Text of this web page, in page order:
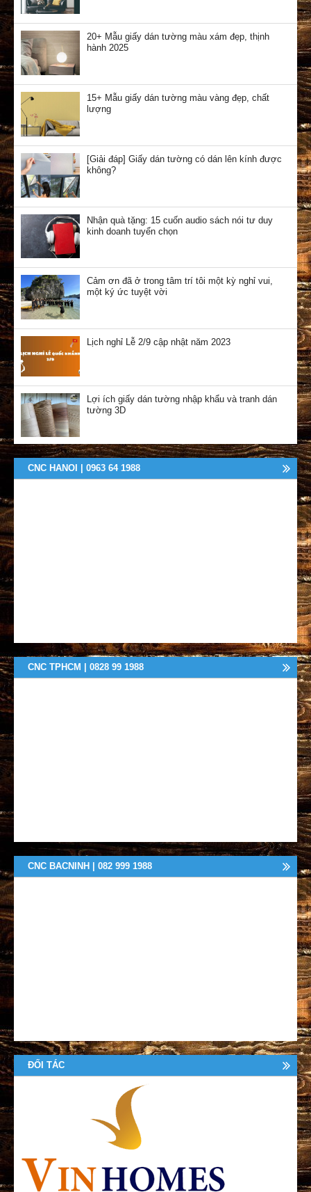
20+ Mẫu giấy dán tường màu xám đẹp, thịnh
hành 2025
15+ Mẫu giấy dán tường màu vàng đẹp, chất
lượng
[Giải đáp] Giấy dán tường có dán lên kính được
không?
Nhận quà tặng: 15 cuốn audio sách nói tư duy
kinh doanh tuyển chọn
Cảm ơn đã ở trong tâm trí tôi một kỳ nghỉ vui,
một ký ức tuyệt vời
Lịch nghỉ Lễ 2/9 cập nhật năm 2023
Lợi ích giấy dán tường nhập khẩu và tranh dán
tường 3D
CNC HANOI | 0963 64 1988
CNC TPHCM | 0828 99 1988
CNC BACNINH | 082 999 1988
ĐỐI TÁC